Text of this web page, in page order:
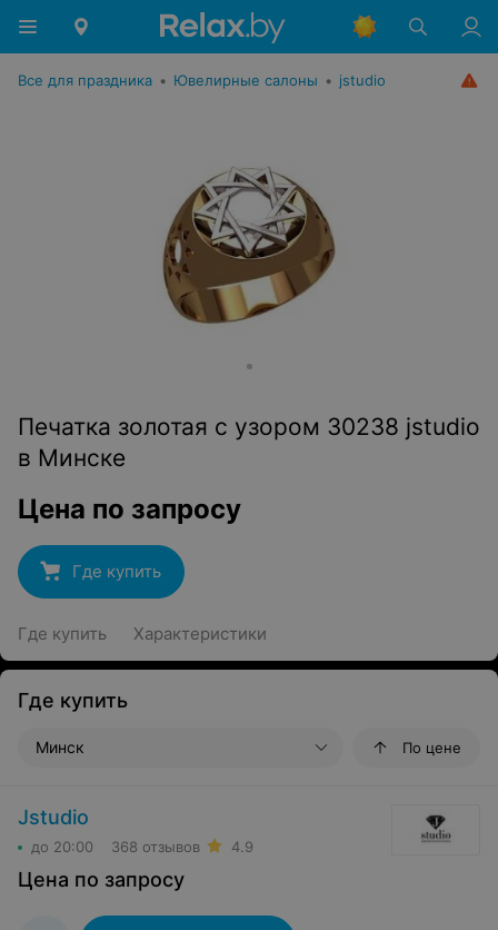
Все для праздника • Ювелирные салоны • jstudio
Печатка золотая с узором 30238 jstudio
в Минске
Цена по запросу
Где купить
Где купить Характеристики
Где купить
Минск По цене
Jstudio
до 20:00 368 отзывов 4.9
Цена по запросу